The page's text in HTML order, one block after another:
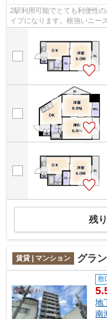
2駅利用可能でとても利便性
イプになります。根強いニー
残り
賃貸 | マンション グラ
敷
地
南